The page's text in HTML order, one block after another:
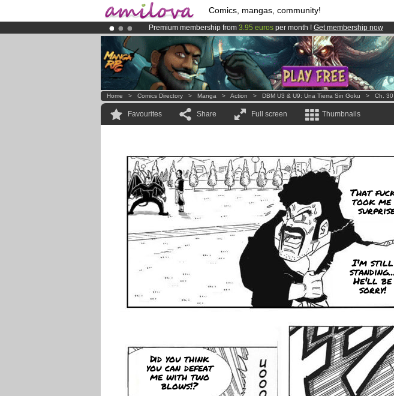
Comics, mangas, community!
Premium membership from 3.95 euros per month ! Get membership now
AmilovaKickstarter is now LIVE!.
Already 134393membersand 1208 comics & mangas!.
Home > Comics Directory > Manga > Action > DBM U3 & U9: Una Tierra Sin Goku > Ch. 30
Favourites Share Full screen Thumbnails
That
took me
I'm still
He'll be
sorry!
Did you think
you can defeat
me with two
blows!?